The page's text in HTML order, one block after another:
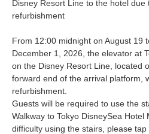
Disney Resort Line to the hotel due
refurbishment
From 12:00 midnight on August 19
December 1, 2026, the elevator at
on the Disney Resort Line, located
forward end of the arrival platform,
refurbishment.
Guests will be required to use the
Walkway to Tokyo DisneySea Hotel
difficulty using the stairs, please